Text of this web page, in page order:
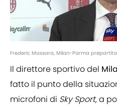
Frederic Massara, Milan-Parma prepartita
Il direttore sportivo del
fatto il punto della
microfoni di Sky Sport, a